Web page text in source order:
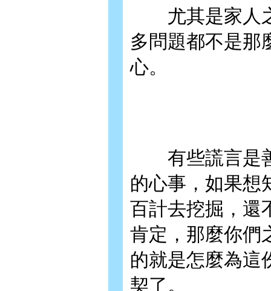
尤其是家人之
多問題都不是那
心。
有些謊言是善
的心事，如果想
百計去挖掘，還
肯定，那麼你們
的就是怎麼為這
契了。